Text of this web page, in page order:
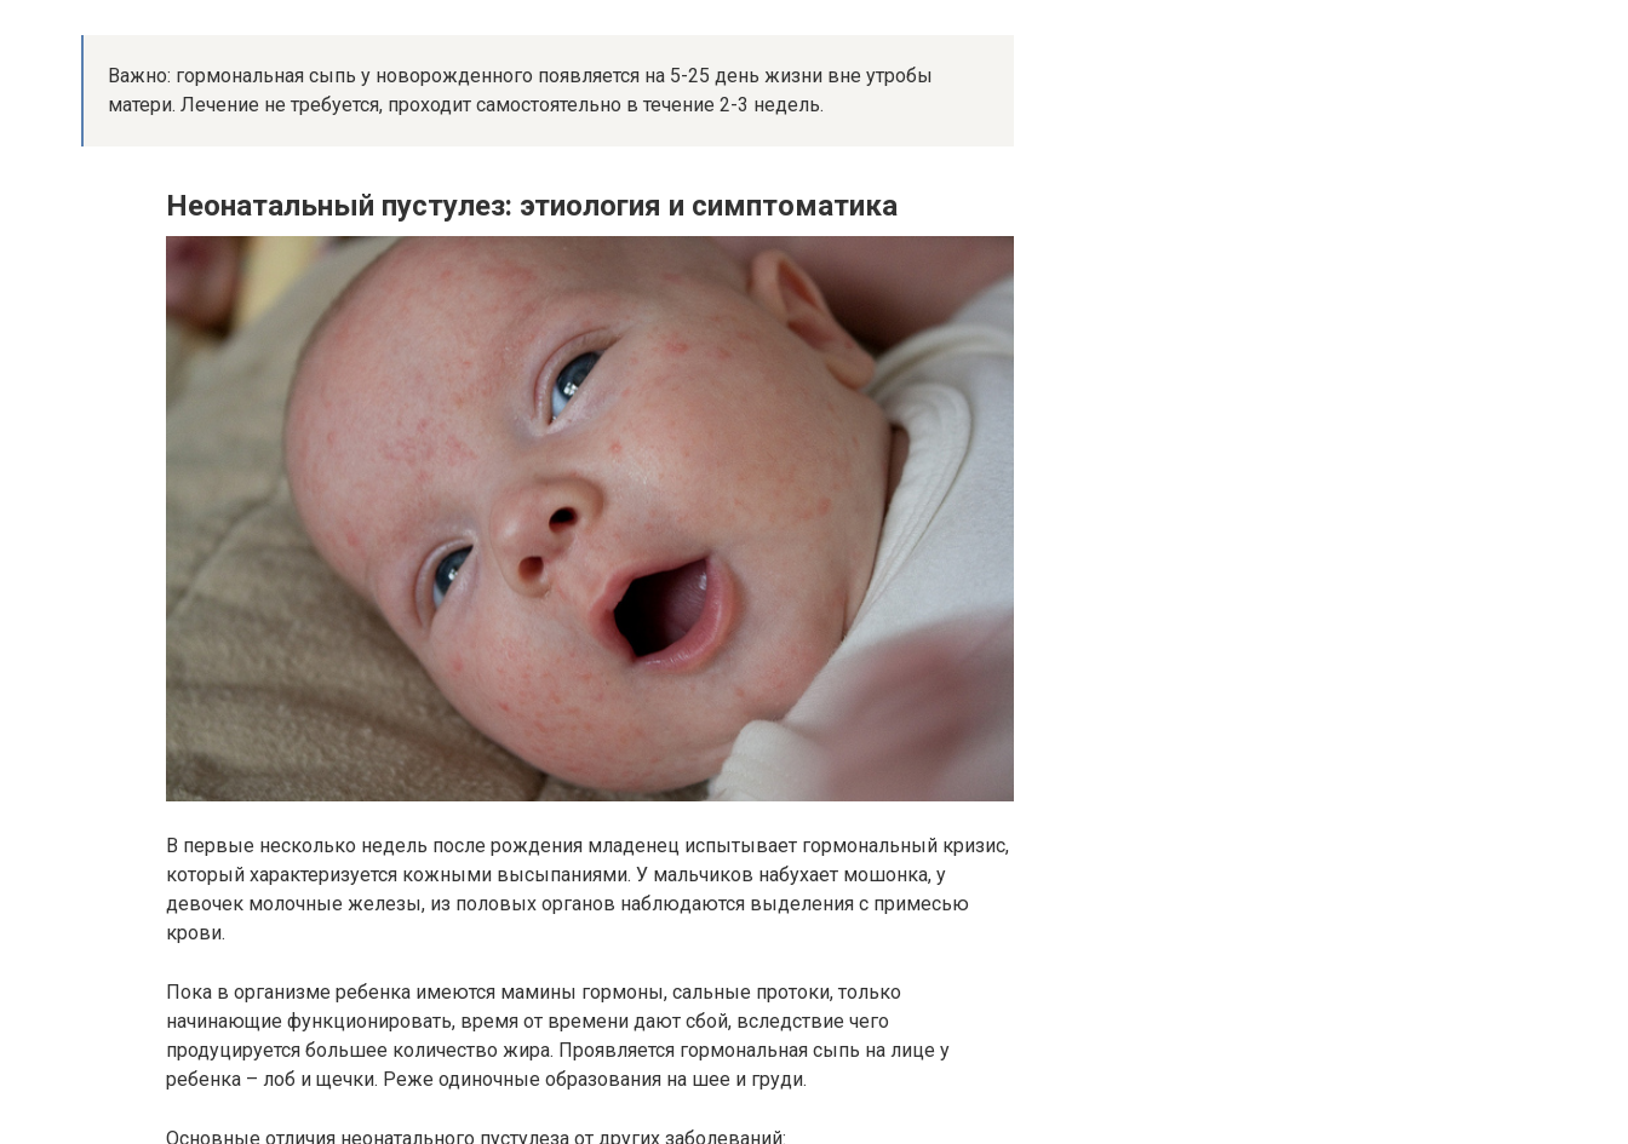
Важно: гормональная сыпь у новорожденного появляется на 5-25 день жизни вне утробы
матери. Лечение не требуется, проходит самостоятельно в течение 2-3 недель.
Неонатальный пустулез: этиология и симптоматика
В первые несколько недель после рождения младенец испытывает гормональный кризис,
который характеризуется кожными высыпаниями. У мальчиков набухает мошонка, у
девочек молочные железы, из половых органов наблюдаются выделения с примесью
крови.
Пока в организме ребенка имеются мамины гормоны, сальные протоки, только
начинающие функционировать, время от времени дают сбой, вследствие чего
продуцируется большее количество жира. Проявляется гормональная сыпь на лице у
ребенка – лоб и щечки. Реже одиночные образования на шее и груди.
Основные отличия неонатального пустулеза от других заболеваний: